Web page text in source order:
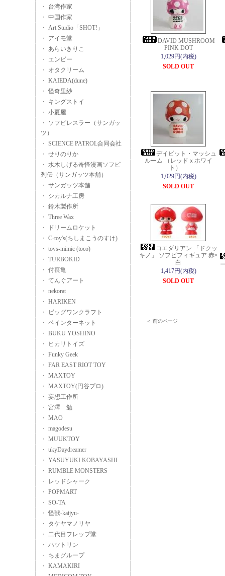
・ 台湾作家
・ 中国作家
・ Art Studio「SHOT!」
・ アイモ堂
・ あらいきりこ
・ エンビー
・ オタクリーム
・ KAIEDA(dune)
・ 怪奇里紗
・ キングストイ
・ 小夏屋
・ ソフビレスラー（サンガッ
ツ）
・ SCIENCE PATROL合同会社
・ せりのりか
・ 水木しげる奇怪漫画ソフビ
列伝（サンガッツ本舗）
・ サンガッツ本舗
・ シカルナ工房
・ 鈴木製作所
・ Three Wax
・ ドリームロケット
・ C-toy's(ちしまこうのすけ)
・ toys-mimic (toco)
・ TURBOKID
・ 付喪亀
・ てんぐアート
・ nekorat
・ HARIKEN
・ ビッグワンクラフト
・ ペインターネット
・ BUKU YOSHINO
・ ヒカリトイズ
・ Funky Geek
・ FAR EAST RIOT TOY
・ MAXTOY
・ MAXTOY(円谷プロ)
・ 妄想工作所
・ 宮澤 勉
・ MAO
・ magodesu
・ MUUKTOY
・ ukyDaydreamer
・ YASUYUKI KOBAYASHI
・ RUMBLE MONSTERS
・ レッドシャーク
・ POPMART
・ SO-TA
・ 怪獣-kaijyu-
・ タケヤマノリヤ
・ 二代目フレップ堂
・ ハツトリン
・ ちまグループ
・ KAMAKIRI
DAVID MUSHROOM
PINK DOT
1,029円(内税)
SOLD OUT
デイビット・マッシュ
ルーム （レッドｘホワイ
ト）
1,029円(内税)
SOLD OUT
コエダリアン 「ドクッ
キノ」 ソフビフィギュア 赤×
白
1,417円(内税)
SOLD OUT
＜ 前のページ